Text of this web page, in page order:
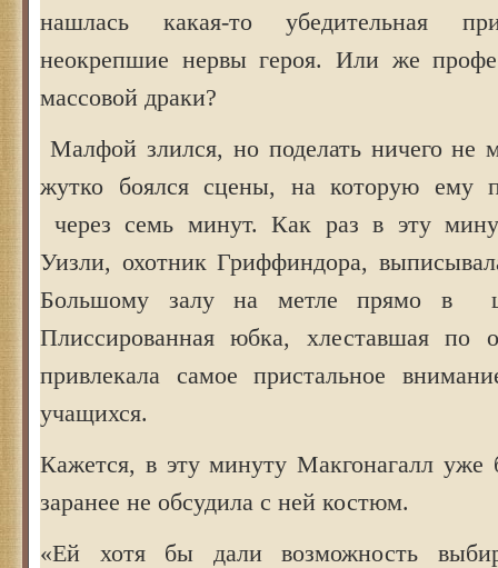
нашлась какая-то убедительная
неокрепшие нервы героя. Или же
массовой драки?
Малфой злился, но поделать ничего
жутко боялся сцены, на которую ему
через семь минут. Как раз в эту
Уизли, охотник Гриффиндора,
Большому залу на метле прямо в
Плиссированная юбка, хлеставшая по
привлекала самое пристальное
учащихся.
Кажется, в эту минуту Макгонагалл уже
заранее не обсудила с ней костюм.
«Ей хотя бы дали возможность